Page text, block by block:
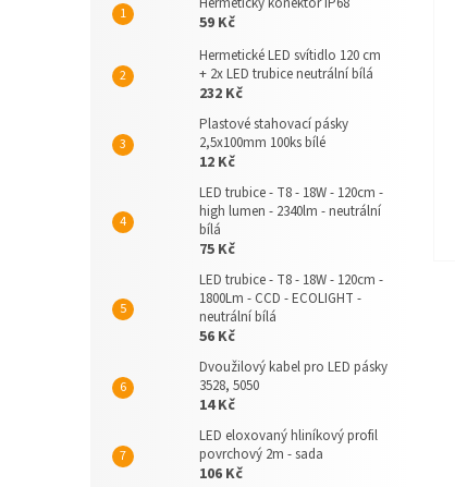
59 Kč
Hermetické LED svítidlo 120 cm
+ 2x LED trubice neutrální bílá
232 Kč
Plastové stahovací pásky
2,5x100mm 100ks bílé
12 Kč
LED trubice - T8 - 18W - 120cm -
high lumen - 2340lm - neutrální
bílá
75 Kč
LED trubice - T8 - 18W - 120cm -
1800Lm - CCD - ECOLIGHT -
neutrální bílá
56 Kč
Dvoužilový kabel pro LED pásky
3528, 5050
14 Kč
LED eloxovaný hliníkový profil
povrchový 2m - sada
106 Kč